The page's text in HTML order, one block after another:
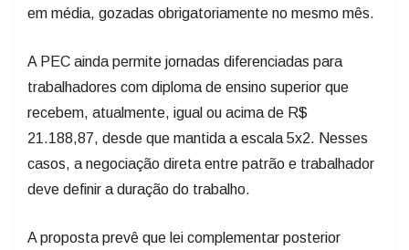
em média, gozadas obrigatoriamente no mesmo mês.
A PEC ainda permite jornadas diferenciadas para
trabalhadores com diploma de ensino superior que
recebem, atualmente, igual ou acima de R$
21.188,87, desde que mantida a escala 5x2. Nesses
casos, a negociação direta entre patrão e trabalhador
deve definir a duração do trabalho.
A proposta prevê que lei complementar posterior